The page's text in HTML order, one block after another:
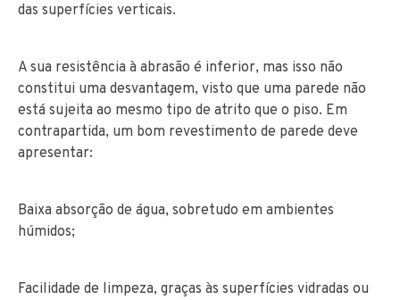
das superfícies verticais.
A sua resistência à abrasão é inferior, mas isso não
constitui uma desvantagem, visto que uma parede não
está sujeita ao mesmo tipo de atrito que o piso. Em
contrapartida, um bom revestimento de parede deve
apresentar:
Baixa absorção de água, sobretudo em ambientes
húmidos;
Facilidade de limpeza, graças às superfícies vidradas ou